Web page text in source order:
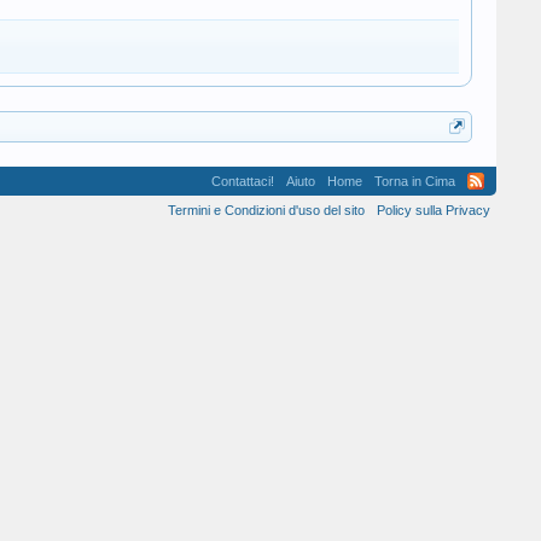
Contattaci! Aiuto Home
Torna in Cima
Termini e Condizioni d'uso del sito
Policy sulla Privacy